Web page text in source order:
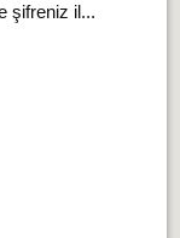
şifreniz il...